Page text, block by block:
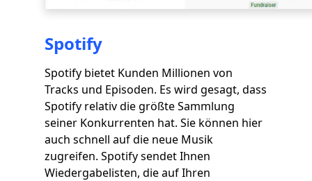
Spotify
Spotify bietet Kunden Millionen von
Tracks und Episoden. Es wird gesagt, dass
Spotify relativ die größte Sammlung
seiner Konkurrenten hat. Sie können hier
auch schnell auf die neue Musik
zugreifen. Spotify sendet Ihnen
Wiedergabelisten, die auf Ihren